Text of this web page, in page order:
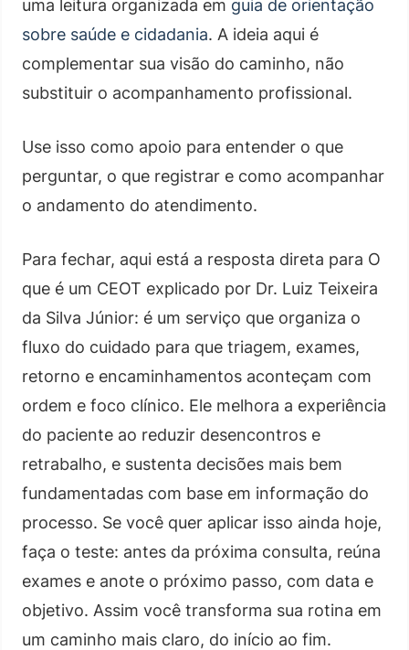
uma leitura organizada em guia de orientação
sobre saúde e cidadania. A ideia aqui é
complementar sua visão do caminho, não
substituir o acompanhamento profissional.
Use isso como apoio para entender o que
perguntar, o que registrar e como acompanhar
o andamento do atendimento.
Para fechar, aqui está a resposta direta para O
que é um CEOT explicado por Dr. Luiz Teixeira
da Silva Júnior: é um serviço que organiza o
fluxo do cuidado para que triagem, exames,
retorno e encaminhamentos aconteçam com
ordem e foco clínico. Ele melhora a experiência
do paciente ao reduzir desencontros e
retrabalho, e sustenta decisões mais bem
fundamentadas com base em informação do
processo. Se você quer aplicar isso ainda hoje,
faça o teste: antes da próxima consulta, reúna
exames e anote o próximo passo, com data e
objetivo. Assim você transforma sua rotina em
um caminho mais claro, do início ao fim.